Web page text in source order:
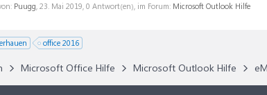
Puugg, 23. Mai 2019, 0 Antwort(en), im Forum: Microsoft Outlook Hilfe
office 2016
Microsoft Office Hilfe Microsoft Outlook Hilfe